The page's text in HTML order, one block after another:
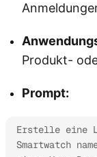
Produkt-
Prompt:
Erstelle eine
Smartwatch